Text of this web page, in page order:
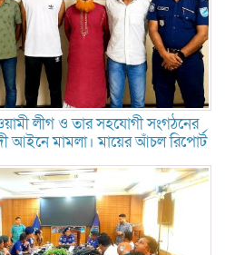
লীগ ও তার সহযোগী সংগঠনের
আইনে মামলা। মায়ের আঁচল রিপোর্ট